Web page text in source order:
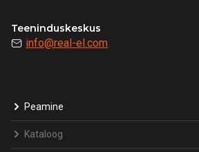
Teeninduskeskus
info@real-el.com
Peamine
Kataloog